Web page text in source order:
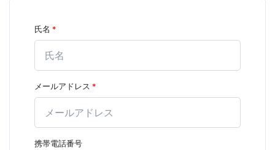
氏名 *
メールアドレス *
携帯電話番号